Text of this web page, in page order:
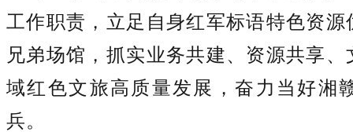
工作职责，立足自身红军标语特色资
兄弟场馆，抓实业务共建、资源共享
域红色文旅高质量发展，奋力当好湘
兵。